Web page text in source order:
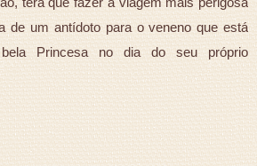
de um antídoto para o veneno que está
Princesa no dia do seu próprio